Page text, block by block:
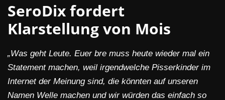
SeroDix fordert
Klarstellung von Mois
„Was geht Leute. Euer bre muss heute wieder mal ein
Statement machen, weil irgendwelche Pisserkinder im
Internet der Meinung sind, die könnten auf unseren
Namen Welle machen und wir würden das einfach so